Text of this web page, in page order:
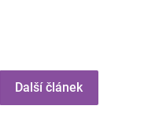
Další článek